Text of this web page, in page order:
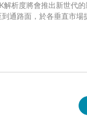
解析度將會推出新世代
通路面，於各垂直市場